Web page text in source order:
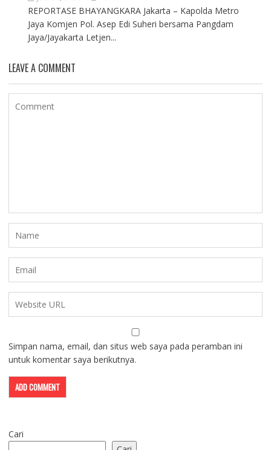
REPORTASE BHAYANGKARA Jakarta – Kapolda Metro
Jaya Komjen Pol. Asep Edi Suheri bersama Pangdam
Jaya/Jayakarta Letjen...
LEAVE A COMMENT
Simpan nama, email, dan situs web saya pada peramban ini
untuk komentar saya berikutnya.
Cari